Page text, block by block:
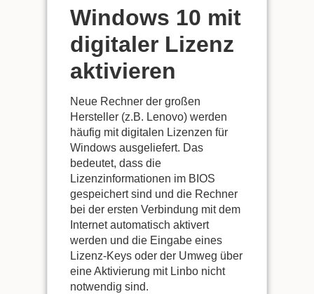
Windows 10 mit
digitaler Lizenz
aktivieren
Neue Rechner der großen
Hersteller (z.B. Lenovo) werden
häufig mit digitalen Lizenzen für
Windows ausgeliefert. Das
bedeutet, dass die
Lizenzinformationen im BIOS
gespeichert sind und die Rechner
bei der ersten Verbindung mit dem
Internet automatisch aktivert
werden und die Eingabe eines
Lizenz-Keys oder der Umweg über
eine Aktivierung mit Linbo nicht
notwendig sind.